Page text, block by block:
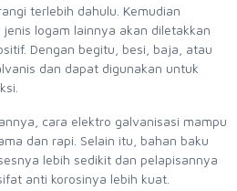
terlebih dahulu. Kemudian
logam lainnya akan diletakkan
Dengan begitu, besi, baja, atau
dan dapat digunakan untuk
cara elektro galvanisasi mampu
dan rapi. Selain itu, bahan baku
lebih sedikit dan pelapisannya
anti korosinya lebih kuat.